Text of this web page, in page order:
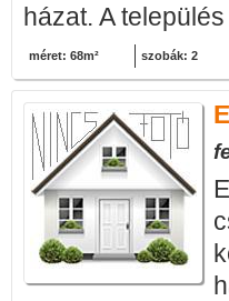
házat. A
méret: 68m² szobák: 2